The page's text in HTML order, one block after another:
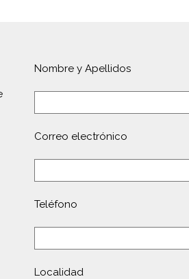
Nombre y Apellidos
Correo electrónico
Teléfono
Localidad